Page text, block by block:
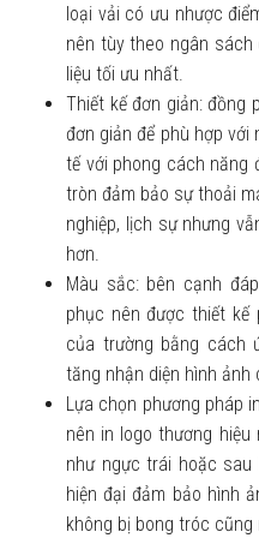
loại vải có ưu nhược
nên tùy theo ngân
liệu tối ưu nhất.
Thiết kế đơn giản: đồng
đơn giản để phù hợp
tế với phong cách năng
tròn đảm bảo sự thoải
nghiệp, lịch sự nhưng
hơn.
Màu sắc: bên cạnh
phục nên được thiết kế
của trường bằng cách
tăng nhận diện hình ảnh
Lựa chọn phương pháp
nên in logo thương
như ngực trái hoặc
hiện đại đảm bảo hình
không bị bong tróc